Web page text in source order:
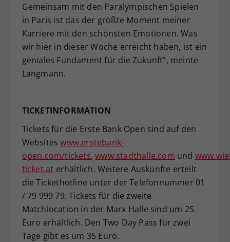
Gemeinsam mit den Paralympischen Spielen
in Paris ist das der größte Moment meiner
Karriere mit den schönsten Emotionen. Was
wir hier in dieser Woche erreicht haben, ist ein
geniales Fundament für die Zukunft“, meinte
Langmann.
TICKETINFORMATION
Tickets für die Erste Bank Open sind auf den
Websiteswww.erstebank-
open.com/tickets,www.stadthalle.com und
ticket.at erhältlich. Weitere Auskünfte erteilt
die Tickethotline unter der Telefonnummer 01
/ 79 999 79. Tickets für die zweite
Matchlocation in der Marx Halle sind um 25
Euro erhältlich. Den Two Day Pass für zwei
Tage gibt es um 35 Euro.